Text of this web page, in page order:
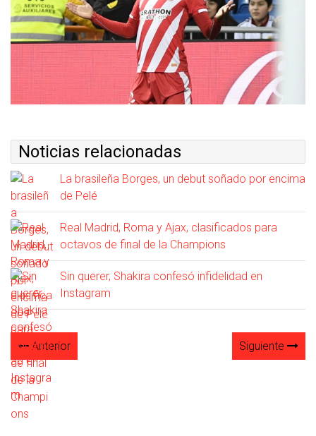
Noticias relacionadas
La brasileña Borges, un debut soñado por encima
de Pelé
Real Madrid, Roma y Ajax, clasificados para
octavos de final de la Champions
Sin querer, Shakira confesó infidelidad en
Instagram
Anterior Siguiente